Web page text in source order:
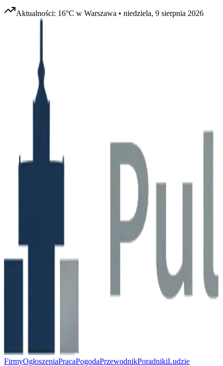
Aktualności: 16°C w Warszawa • niedziela, 9 sierpnia 2026
FirmyOgłoszeniaPracaPogodaPrzewodnikPoradnikiLudzie